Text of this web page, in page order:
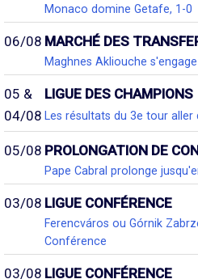
Monaco domine Getafe, 1-0
06/08 MARCHÉ DES
Maghnes Akliouche
05 &
04/08
LIGUE DES CHAMPIONS
Les résultats du 3e tour aller
05/08 PROLONGATION DE
Pape Cabral prolonge
03/08 LIGUE CONFÉRENCE
Ferencváros ou Górnik
Conférence
03/08 LIGUE CONFÉRENCE